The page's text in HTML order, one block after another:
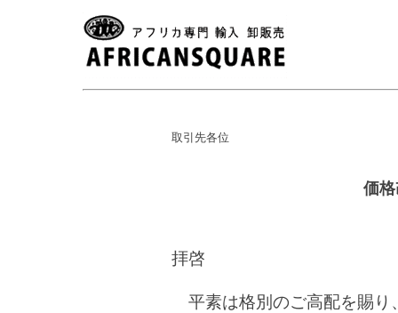
取引先各位
価
拝啓
平素は格別のご高配を賜り